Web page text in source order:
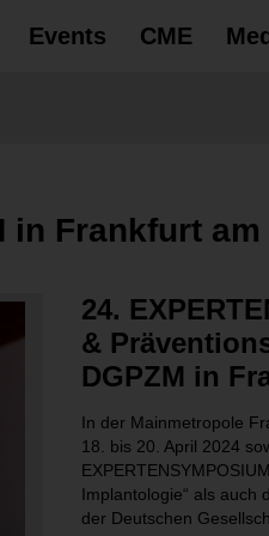
im Gesundheitswesen: VDZI fordert
zahntechnischer Labore
(ePA) – Was Sie
Zahntechnik
Alterszahnmedizin
und BT2 Tiefbiss-Korrektor
Zahntechnik Meisterschulen
Unternehmensberatung &
Events
der DGET
CME
– Klinische Aspekte von
bei nicht ordnungsgemäßen
in Frankfurt am
24.
&
DGPZM in
In der Mainmetropole
18. bis 20. April 2024
Implantologie“ als auch
der Deutschen